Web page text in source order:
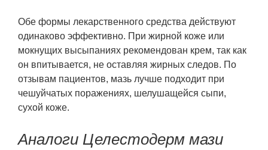
Обе формы лекарственного средства действуют
одинаково эффективно. При жирной коже или
мокнущих высыпаниях рекомендован крем, так как
он впитывается, не оставляя жирных следов. По
отзывам пациентов, мазь лучше подходит при
чешуйчатых поражениях, шелушащейся сыпи,
сухой коже.
Аналоги Целестодерм мази